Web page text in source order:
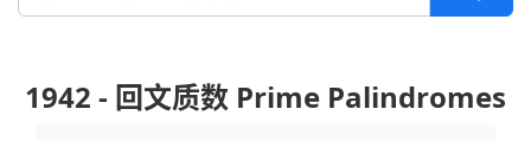
1942 - 回文质数 Prime Palindromes